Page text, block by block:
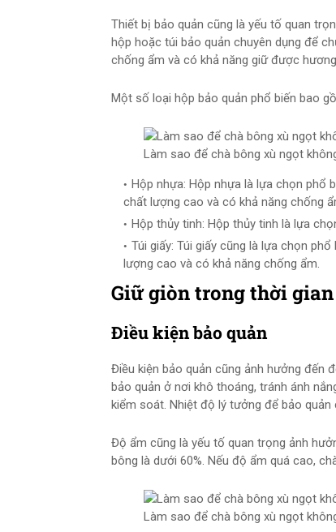
Thiết bị bảo quản cũng là yếu tố quan
hộp hoặc túi bảo quản chuyên dụng để
chống ẩm và có khả năng giữ được
Một số loại hộp bảo quản phổ biến bao
Làm sao để chà bông xù ngọt
Hộp nhựa: Hộp nhựa là lựa chọn phổ
chất lượng cao và có khả năng chống
Hộp thủy tinh: Hộp thủy tinh là lựa
Túi giấy: Túi giấy cũng là lựa chọn
lượng cao và có khả năng chống ẩm.
Giữ giòn trong thời
Điều kiện bảo quản
Điều kiện bảo quản cũng ảnh hưởng đến
bảo quản ở nơi khô thoáng, tránh ánh
kiểm soát. Nhiệt độ lý tưởng để bảo quản
Độ ẩm cũng là yếu tố quan trọng ảnh
bông là dưới 60%. Nếu độ ẩm quá cao,
Làm sao để chà bông xù ngọt